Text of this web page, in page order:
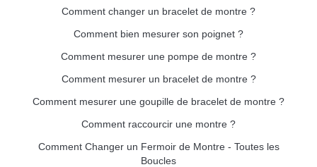
Comment changer un bracelet de montre ?
Comment bien mesurer son poignet ?
Comment mesurer une pompe de montre ?
Comment mesurer un bracelet de montre ?
Comment mesurer une goupille de bracelet de montre ?
Comment raccourcir une montre ?
Comment Changer un Fermoir de Montre - Toutes les
Boucles